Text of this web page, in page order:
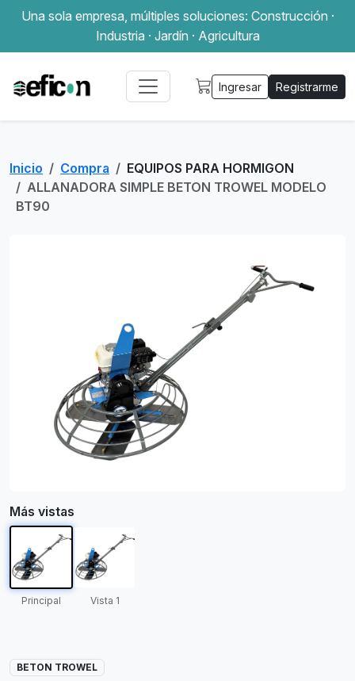
Una sola empresa, múltiples soluciones: Construcción ·
Industria · Jardín · Agricultura
Ingresar Registrarme
Inicio Compra
EQUIPOS PARA HORMIGON
ALLANADORA SIMPLE BETON TROWEL MODELO
BT90
Más vistas
Principal Vista 1
BETON TROWEL